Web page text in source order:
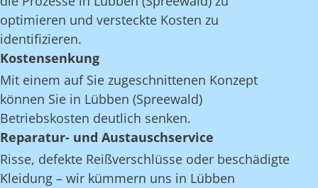
optimieren und versteckte Kosten zu
identifizieren.
Kostensenkung
Mit einem auf Sie zugeschnittenen Konzept
können Sie in Lübben (Spreewald)
Betriebskosten deutlich senken.
Reparatur- und Austauschservice
Risse, defekte Reißverschlüsse oder beschädigte
Kleidung – wir kümmern uns in Lübben